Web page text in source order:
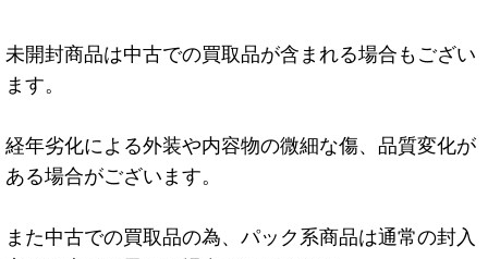
未開封商品は中古での買取品が含まれる場合もござい
ます。
経年劣化による外装や内容物の微細な傷、品質変化が
ある場合がございます。
また中古での買取品の為、パック系商品は通常の封入